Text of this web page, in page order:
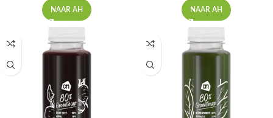
NAAR AH NAAR AH